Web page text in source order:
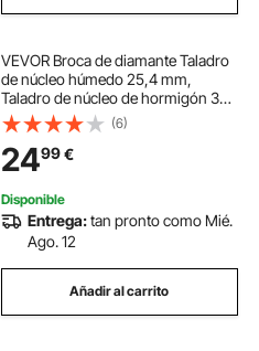
VEVOR Broca de diamante Taladro
de núcleo húmedo 25,4 mm,
Taladro de núcleo de hormigón 355
mm, Rosca hembra de 5/8"-11,
Soldadura láser Taladro húmedo de
diamante para ladrillos y bloques de
hormigón
(6)
2499€
Disponible
Entrega:tan pronto como Mié.
Ago. 12
Añadir al carrito